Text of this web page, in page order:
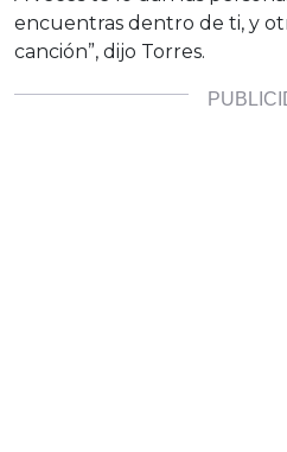
encuentras dentro de ti, y
canción”, dijo Torres.